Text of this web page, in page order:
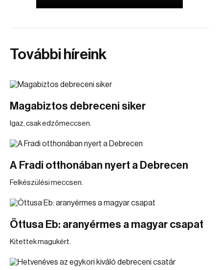
További híreink
Magabiztos debreceni siker
Igaz, csak edzőmeccsen.
A Fradi otthonában nyert a Debrecen
Felkészülési meccsen.
Öttusa Eb: aranyérmes a magyar csapat
Kitettek magukért.